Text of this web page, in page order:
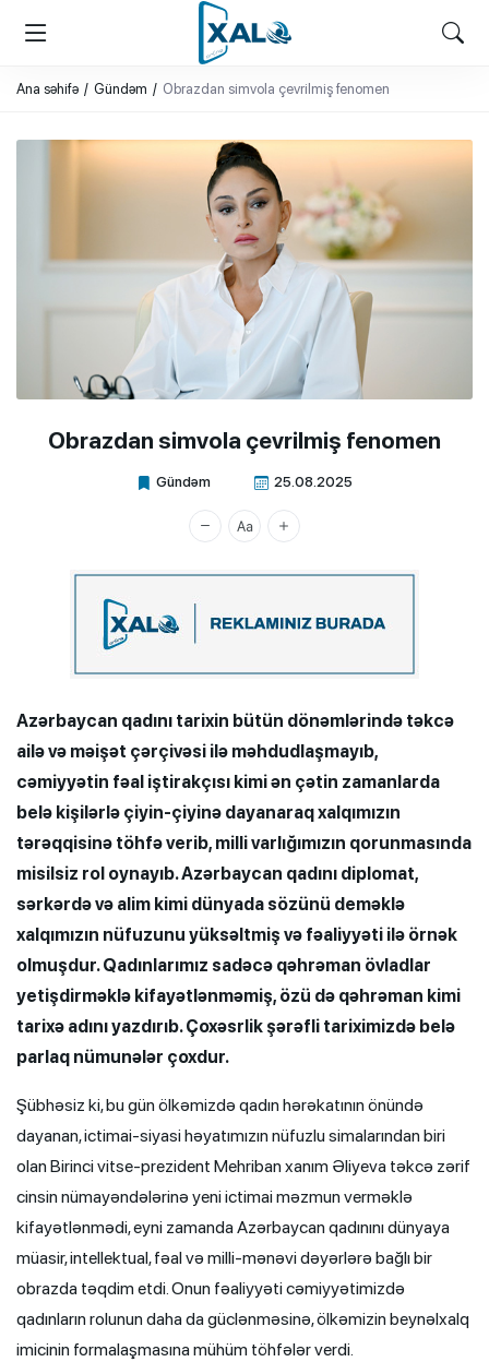
XALQ.ONLINE
ONLAYN PLATFORMA
Ana səhifə Gündəm Obrazdan simvola çevrilmiş fenomen
Obrazdan simvola çevrilmiş fenomen
Gündəm 25.08.2025
Xalq.Online
Azərbaycan qadını tarixin bütün dönəmlərində təkcə
ailə və məişət çərçivəsi ilə məhdudlaşmayıb,
cəmiyyətin fəal iştirakçısı kimi ən çətin zamanlarda
belə kişilərlə çiyin-çiyinə dayanaraq xalqımızın
tərəqqisinə töhfə verib, milli varlığımızın qorunmasında
misilsiz rol oynayıb. Azərbaycan qadını diplomat,
sərkərdə və alim kimi dünyada sözünü deməklə
xalqımızın nüfuzunu yüksəltmiş və fəaliyyəti ilə örnək
olmuşdur. Qadınlarımız sadəcə qəhrəman övladlar
yetişdirməklə kifayətlənməmiş, özü də qəhrəman kimi
tarixə adını yazdırıb. Çoxəsrlik şərəfli tariximizdə belə
parlaq nümunələr çoxdur.
Şübhəsiz ki, bu gün ölkəmizdə qadın hərəkatının önündə
dayanan, ictimai-siyasi həyatımızın nüfuzlu simalarından biri
olan Birinci vitse-prezident Mehriban xanım Əliyeva təkcə zərif
cinsin nümayəndələrinə yeni ictimai məzmun verməklə
kifayətlənmədi, eyni zamanda Azərbaycan qadınını dünyaya
müasir, intellektual, fəal və milli-mənəvi dəyərlərə bağlı bir
obrazda təqdim etdi. Onun fəaliyyəti cəmiyyətimizdə
qadınların rolunun daha da güclənməsinə, ölkəmizin beynəlxalq
imicinin formalaşmasına mühüm töhfələr verdi.